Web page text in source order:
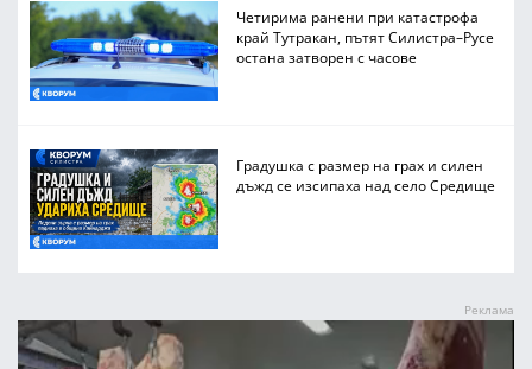
Четирима ранени при катастрофа
край Тутракан, пътят Силистра–Русе
остана затворен с часове
Градушка с размер на грах и силен
дъжд се изсипаха над село Средище